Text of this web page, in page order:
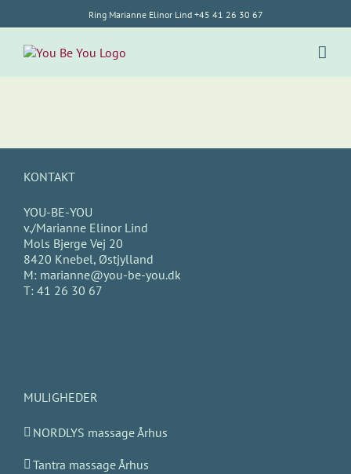
Ring Marianne Elinor Lind +45 41 26 30 67
KONTAKT
YOU-BE-YOU
v./Marianne Elinor Lind
Mols Bjerge Vej 20
8420 Knebel, Østjylland
M: marianne@you-be-you.dk
T: 41 26 30 67
MULIGHEDER
NORDLYS massage Århus
Tantra massage Århus